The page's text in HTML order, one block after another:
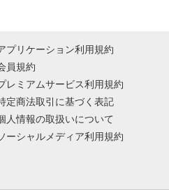
プリケーション利用規約
員規約
レミアムサービス利用規約
定商法取引に基づく表記
人情報の取扱いについて
ーシャルメディア利用規約